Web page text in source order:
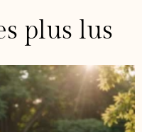
plus lus